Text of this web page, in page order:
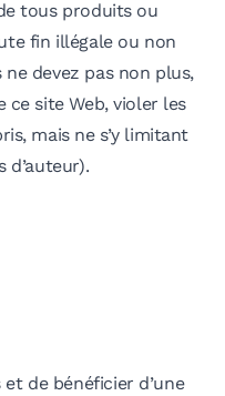
tous produits ou
fin illégale ou non
devez pas non plus,
ce site Web, violer les
mais ne s’y limitant
d’auteur).
de bénéficier d’une